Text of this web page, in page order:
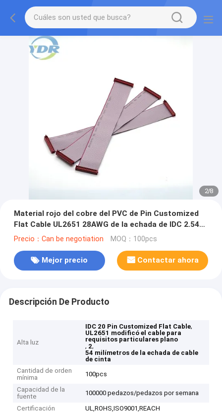
2/8
Material rojo del cobre del PVC de Pin Customized
Flat Cable UL2651 28AWG de la echada de IDC 2.54m
m 20
Precio：Can be negotiation MOQ：100pcs
Mejor precio Contactar ahora
Descripción De Producto
Alta luz
IDC 20 Pin Customized Flat Cable,
UL2651 modificó el cable para
requisitos particulares plano
, 2,
54 milímetros de la echada de cable
de cinta
Cantidad de orden
mínima
100pcs
Capacidad de la
fuente
100000 pedazos/pedazos por semana
Certificación
UL,ROHS,ISO9001,REACH